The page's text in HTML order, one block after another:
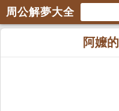
周公解夢大全
阿嬤